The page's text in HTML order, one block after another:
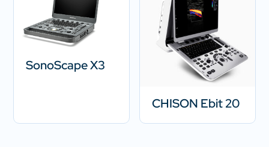
SonoScape X3
CHISON Ebit 20